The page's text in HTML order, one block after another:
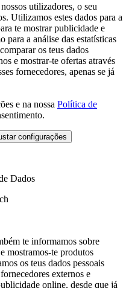
utilizadores, o seu
Utilizamos estes dados para a
te mostrar publicidade e
para a análise das estatísticas
os teus dados
e mostrar-te ofertas através
fornecedores, apenas se já
e na nossa Política de
configurações
Dados
te informamos sobre
mostramos-te produtos
os teus dados pessoais
externos e
online, desde que já